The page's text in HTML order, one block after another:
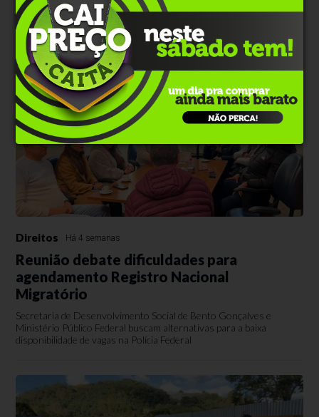
Comentar
Direitos Há 4 semanas
Reunião debate dificuldades para
agendamento Registro Nacional
Migratório
Secretaria de Desenvolvimento Social de Bento Gonçalves e
Ministério Público Federal buscam alternativas para a baixa
disponibilidade de vagas na Polícia Federal